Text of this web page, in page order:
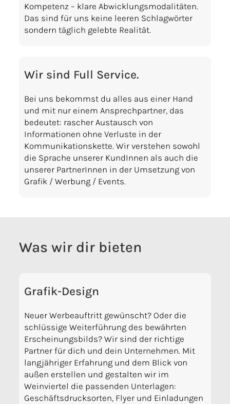
Kompetenz – klare Abwicklungsmodalitäten.
Das sind für uns keine leeren Schlagwörter
sondern täglich gelebte Realität.
Wir sind Full Service.
Bei uns bekommst du alles aus einer Hand
und mit nur einem Ansprechpartner, das
bedeutet: rascher Austausch von
Informationen ohne Verluste in der
Kommunikationskette. Wir verstehen sowohl
die Sprache unserer KundInnen als auch die
unserer PartnerInnen in der Umsetzung von
Grafik / Werbung / Events.
Was wir dir bieten
Grafik-Design
Neuer Werbeauftritt gewünscht? Oder die
schlüssige Weiterführung des bewährten
Erscheinungsbilds? Wir sind der richtige
Partner für dich und dein Unternehmen. Mit
langjähriger Erfahrung und dem Blick von
außen erstellen und gestalten wir im
Weinviertel die passenden Unterlagen:
Geschäftsdrucksorten, Flyer und Einladungen